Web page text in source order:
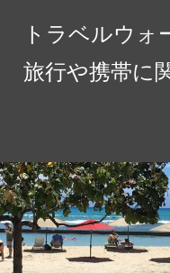
ス
キ
ッ
プ
トラベルウォ
旅行や携帯に